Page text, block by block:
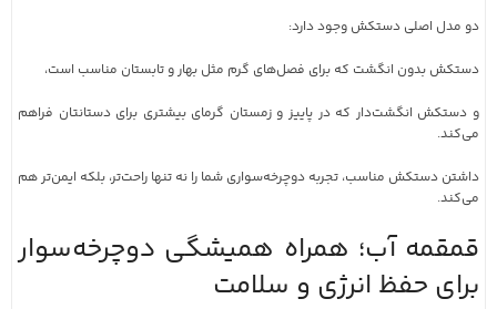
دو مدل اصلی دستکش وجود دارد:
دستکش بدون انگشت که برای فصل‌های گرم مثل بهار و تابستان مناسب است،
و دستکش انگشت‌دار که در پاییز و زمستان گرمای بیشتری برای دستانتان فراهم
می‌کند.
داشتن دستکش مناسب، تجربه دوچرخه‌سواری شما را نه تنها راحت‌تر، بلکه ایمن‌تر هم
می‌کند.
قمقمه آب؛ همراه همیشگی دوچرخه‌سوار
برای حفظ انرژی و سلامت